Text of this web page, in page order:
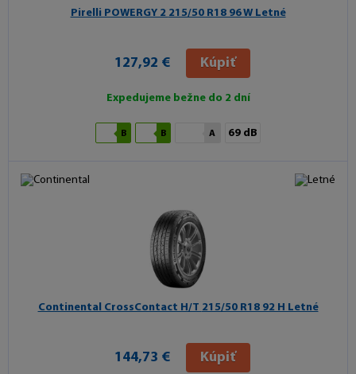
Pirelli POWERGY 2 215/50 R18 96 W Letné
127,92 € Kúpiť
Expedujeme bežne do 2 dní
B B A 69 dB
Continental CrossContact H/T 215/50 R18 92 H Letné
144,73 € Kúpiť